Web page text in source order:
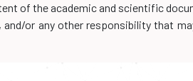
of the academic and scientific
or any other responsibility that